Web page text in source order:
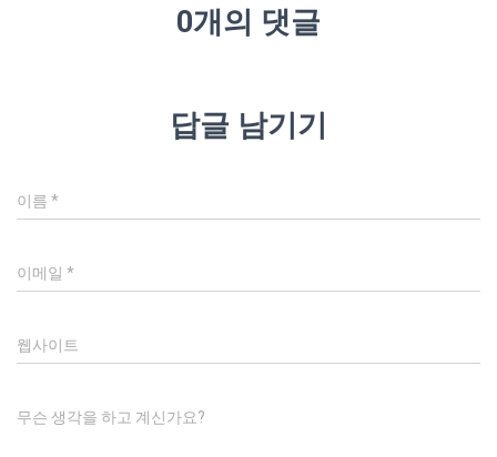
0개의 댓글
답글 남기기
이름 *
이메일 *
웹사이트
무슨 생각을 하고 계신가요?